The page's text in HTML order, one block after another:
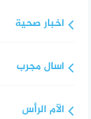
اخبار صحية
اسال مجرب
الآم الرأس